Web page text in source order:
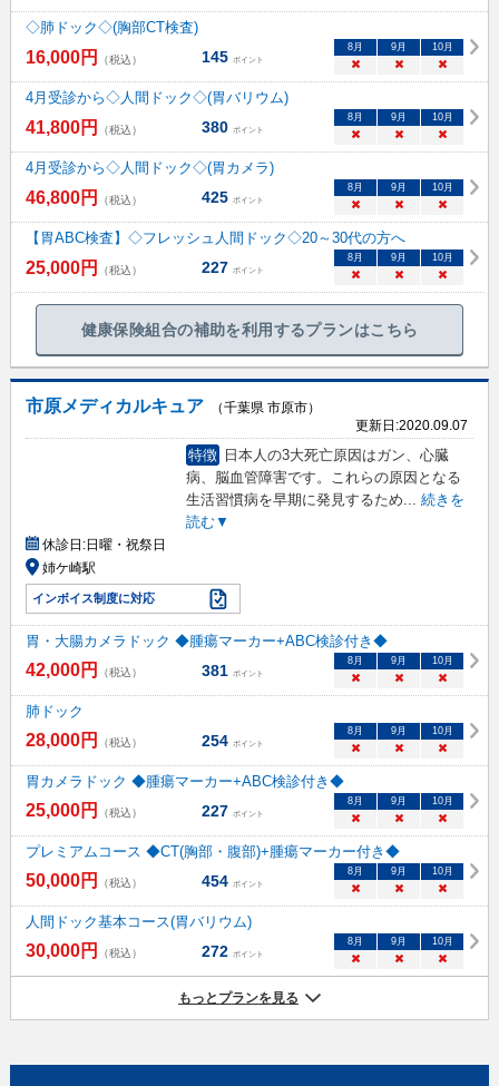
◇肺ドック◇(胸部CT検査)
16,000円 （税込） 145 ポイント
8月 9月 10月
× × ×
4月受診から◇人間ドック◇(胃バリウム)
41,800円 （税込） 380 ポイント
8月 9月 10月
× × ×
4月受診から◇人間ドック◇(胃カメラ)
46,800円 （税込） 425 ポイント
8月 9月 10月
× × ×
【胃ABC検査】◇フレッシュ人間ドック◇20～30代の方へ
25,000円 （税込） 227 ポイント
8月 9月 10月
× × ×
健康保険組合の補助を利用するプランはこちら
市原メディカルキュア
（千葉県 市原市）
更新日:2020.09.07
特徴
日本人の3大死亡原因はガン、心臓
病、脳血管障害です。これらの原因となる
生活習慣病を早期に発見するため
続きを
読む▼
休診日:日曜・祝祭日
姉ケ崎駅
インボイス制度に対応
胃・大腸カメラドック ◆腫瘍マーカー+ABC検診付き◆
42,000円 （税込） 381 ポイント
8 月 9 月 10月
× × ×
肺ドック
28,000円 （税込） 254 ポイント
8 月 9 月 10月
× × ×
胃カメラドック ◆腫瘍マーカー+ABC検診付き◆
25,000円 （税込） 227 ポイント
8 月 9 月 10月
× × ×
プレミアムコース ◆CT(胸部・腹部)+腫瘍マーカー付き◆
50,000円 （税込） 454 ポイント
8 月 9 月 10月
× × ×
人間ドック基本コース(胃バリウム)
30,000円 （税込） 272 ポイント
8 月 9 月 10月
× × ×
もっとプランを見る